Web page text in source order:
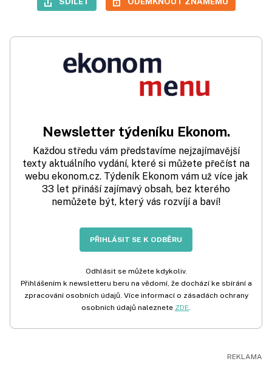
Newsletter týdeníku Ekonom.
Každou středu vám představíme nejzajímavější
texty aktuálního vydání, které si můžete přečíst na
webu ekonom.cz. Týdeník Ekonom vám už více jak
33 let přináší zajímavý obsah, bez kterého
nemůžete být, který vás rozvíjí a baví!
PŘIHLÁSIT SE K ODBĚRU
Odhlásit se můžete kdykoliv.
Přihlášením k newsletteru beru na vědomí, že dochází ke sbírání a
zpracování osobních údajů. Více informací o zásadách ochrany
osobních údajů naleznete ZDE.